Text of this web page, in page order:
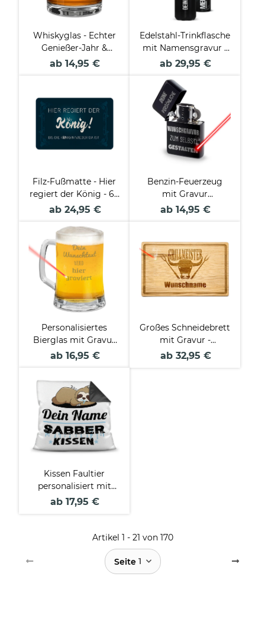
Whiskyglas - Echter
Genießer-Jahr &
Name - 300 ml
ab 14,95 €
Edelstahl-Trinkflasche
mit Namensgravur -
schwarz matt - 750
ab 29,95 €
Filz-Fußmatte - Hier
regiert der König - 60
x 40 cm
ab 24,95 €
Benzin-Feuerzeug
mit Gravur
beschriften in
ab 14,95 €
Personalisiertes
Bierglas mit Gravur
selbst gestalten - mit
ab 16,95 €
Großes Schneidebrett
mit Gravur -
Grillmeister Rind -
ab 32,95 €
Kissen Faultier
personalisiert mit
Wunschname - Sein
ab 17,95 €
Artikel 1 - 21 von 170
Seite 1